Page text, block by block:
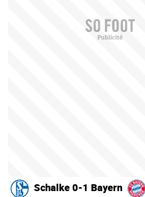
Schalke 0-1 Bayern